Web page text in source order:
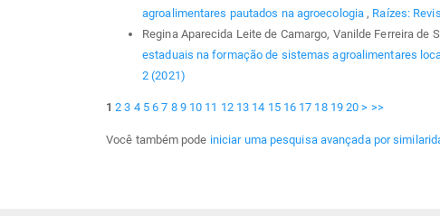
agroalimentares pautados na agroecologia, Raízes:
Regina Aparecida Leite de Camargo, Vanilde Ferreira de
estaduais na formação de sistemas agroalimentares
2 (2021)
1 2 3 4 5 6 7 8 9 10 11 12 13 14 15 16 17 18 19 20 > >>
Você também pode iniciar uma pesquisa avançada por